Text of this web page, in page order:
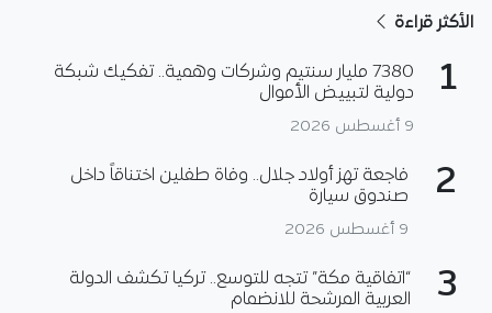
الأكثر قراءة
1
7380 مليار سنتيم وشركات وهمية.. تفكيك شبكة
دولية لتبييض الأموال
9 أغسطس 2026
2
فاجعة تهز أولاد جلال.. وفاة طفلين اختناقاً داخل
صندوق سيارة
9 أغسطس 2026
3
“اتفاقية مكة” تتجه للتوسع.. تركيا تكشف الدولة
العربية المرشحة للانضمام